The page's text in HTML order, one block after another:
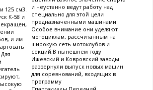
125 см3.
К-58 и
и им
и неустанно ведут работу над
специально для этой цели
предназначенными машинами.
Особое внимание они уделяют
мотоциклам, рассчитанным на
широкую сеть мотоклубов и
секций.В нынешнем году
Ижевский и Ковровский заводы
развернули выпуск новых машин
для соревнований, входящих в
программу